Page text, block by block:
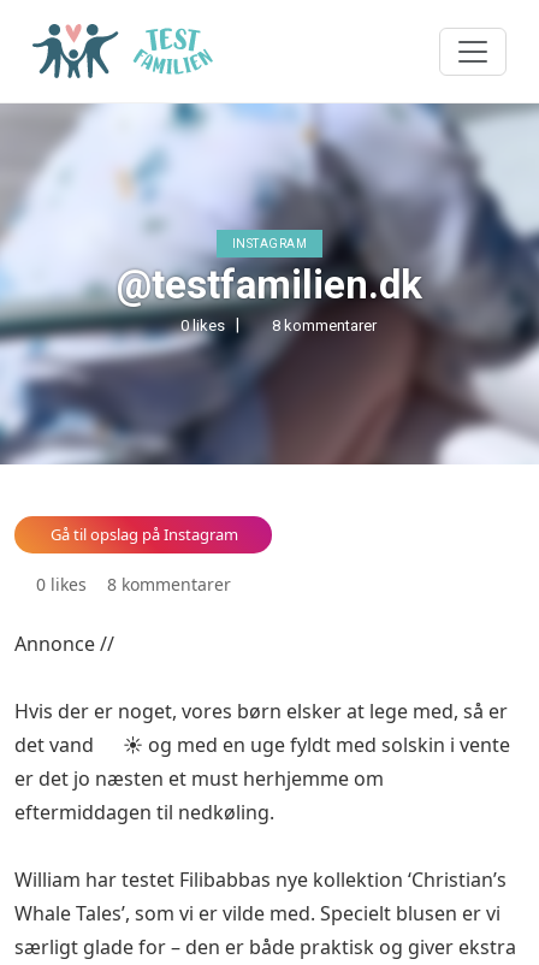
INSTAGRAM
@testfamilien.dk
0 likes 8 kommentarer
Gå til opslag på Instagram
0 likes 8 kommentarer
Annonce //
Hvis der er noget, vores børn elsker at lege med, så er
det vand 💦☀️ og med en uge fyldt med solskin i vente
er det jo næsten et must herhjemme om
eftermiddagen til nedkøling.
William har testet Filibabbas nye kollektion ‘Christian’s
Whale Tales’, som vi er vilde med. Specielt blusen er vi
særligt glade for – den er både praktisk og giver ekstra